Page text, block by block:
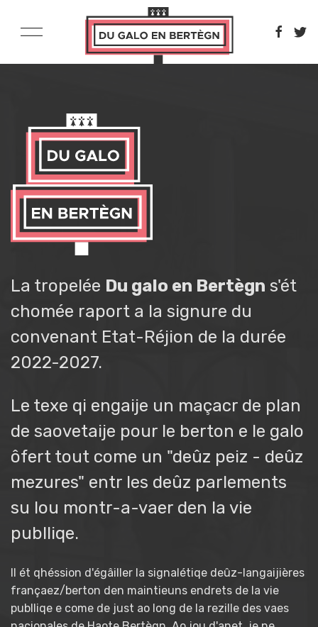
La tropelée Du galo en Bertègn s'ét
chomée raport a la signure du
convenant Etat-Réjion de la durée
2022-2027.
Le texe qi engaije un maçacr de plan
de saovetaije pour le berton e le galo
ôfert tout come un "deûz peiz - deûz
mezures" entr les deûz parlements
su lou montr-a-vaer den la vie
publliqe.
Il ét qhéssion d'égâiller la signalétiqe deûz-langaijières
françaez/berton den maintieuns endrets de la vie
publliqe e come de just ao long de la rezille des vaes